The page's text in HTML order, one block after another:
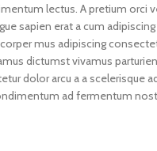
lectus. A pretium orci
sapien erat a cum
mus adipiscing
dictumst vivamus
dolor arcu a a scelerisque
ad fermentum